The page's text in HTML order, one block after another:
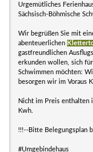
Urgemütliches
Sächsisch-Böhmische
Wir begrüßen Sie mit
abenteuerlichen
gastfreundlichen
erkunden wollen, sich
Schwimmen möchten:
besorgen wir im Voraus
Nicht im Preis enthalten
Kwh.
!!!--Bitte Belegungsplan
#Umgebindehaus